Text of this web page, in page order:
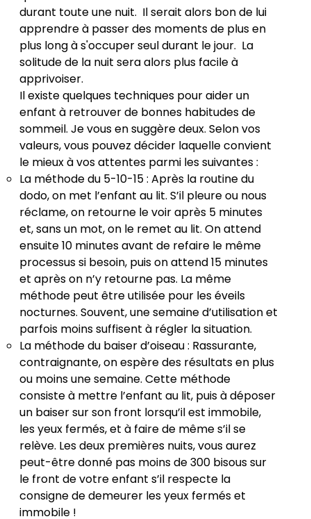
durant toute une nuit. Il serait alors bon de lui
apprendre à passer des moments de plus en
plus long à s'occuper seul durant le jour. La
solitude de la nuit sera alors plus facile à
apprivoiser.
Il existe quelques techniques pour aider un
enfant à retrouver de bonnes habitudes de
sommeil. Je vous en suggère deux. Selon vos
valeurs, vous pouvez décider laquelle convient
le mieux à vos attentes parmi les suivantes :
La méthode du 5-10-15 : Après la routine du
dodo, on met l’enfant au lit. S’il pleure ou nous
réclame, on retourne le voir après 5 minutes
et, sans un mot, on le remet au lit. On attend
ensuite 10 minutes avant de refaire le même
processus si besoin, puis on attend 15 minutes
et après on n’y retourne pas. La même
méthode peut être utilisée pour les éveils
nocturnes. Souvent, une semaine d’utilisation et
parfois moins suffisent à régler la situation.
La méthode du baiser d’oiseau : Rassurante,
contraignante, on espère des résultats en plus
ou moins une semaine. Cette méthode
consiste à mettre l’enfant au lit, puis à déposer
un baiser sur son front lorsqu’il est immobile,
les yeux fermés, et à faire de même s’il se
relève. Les deux premières nuits, vous aurez
peut-être donné pas moins de 300 bisous sur
le front de votre enfant s’il respecte la
consigne de demeurer les yeux fermés et
immobile !